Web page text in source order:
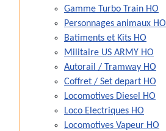
Gamme Turbo Train HO
Personnages animaux HO
Batiments et Kits HO
Militaire US ARMY HO
Autorail / Tramway HO
Coffret / Set depart HO
Locomotives Diesel HO
Loco Electriques HO
Locomotives Vapeur HO